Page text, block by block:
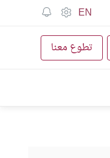
EN
تطوع معنا